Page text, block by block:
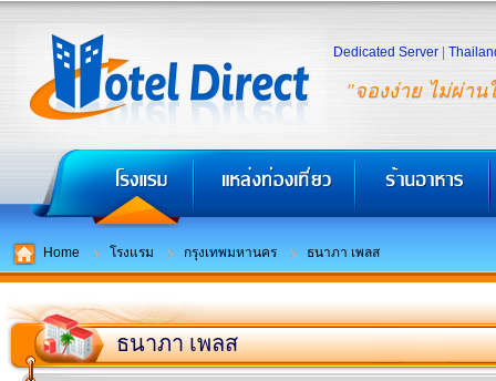
"จองง่าย ไม่ผ่าน
Dedicated Server
Home โรงแรม กรุงเทพมหานคร ธนาภา เพลส
ธนาภา เพลส